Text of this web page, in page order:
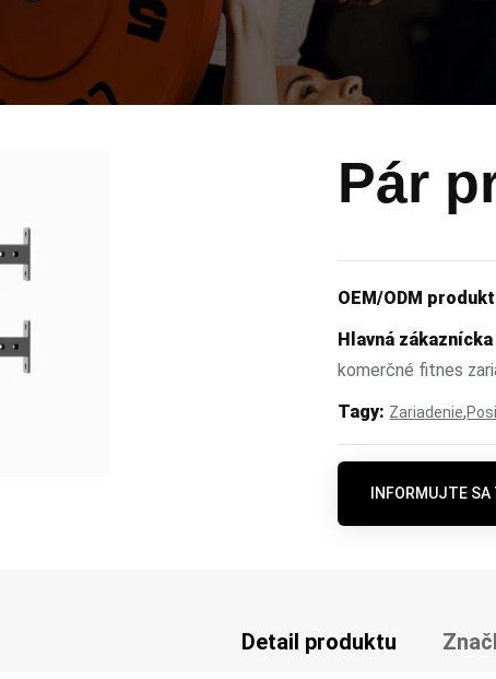
Pár
OEM/ODM produkt
Hlavná
komerčné fitnes
Tagy: Zariadenie,
INFORMUJTE SA
Detail produktu